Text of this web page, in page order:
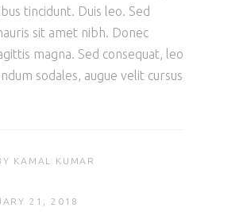
tincidunt. Duis leo. Sed
sit amet nibh. Donec
magna. Sed consequat, leo
sodales, augue velit cursus
KAMAL KUMAR
21, 2018